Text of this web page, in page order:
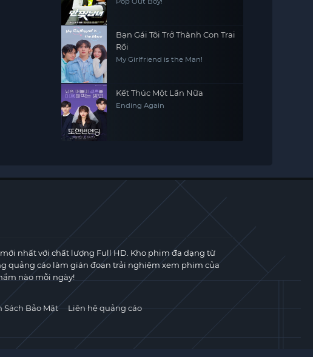
Bạn Gái Tôi Trở Thành Con Trai
Rồi
My Girlfriend is the Man!
Kết Thúc Một Lần Nữa
Ending Again
nhất với chất lượng Full HD. Kho phim đa dạng từ
quảng cáo làm gián đoạn trải nghiệm xem phim của
nào mỗi ngày!
Sách Bảo Mật Liên hệ quảng cáo